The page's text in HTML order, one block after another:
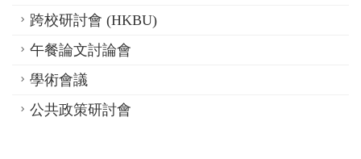
跨校研討會 (HKBU)
午餐論文討論會
學術會議
公共政策研討會